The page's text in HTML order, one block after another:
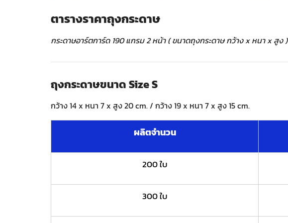
ตารางราคาถุงกระดาษ
กระดาษอาร์ตการ์ด 190 แกรม 2 หน้า ( ขนาดถุงกระดาษ กว้าง x หนา x สูง )
ถุงกระดาษขนาด Size S
กว้าง 14 x หนา 7 x สูง 20 cm. / กว้าง 19 x หนา 7 x สูง 15 cm.
ผลิตจำนวน
200 ใบ
300 ใบ